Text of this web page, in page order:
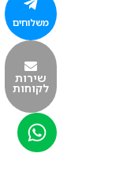
משלוחים
שירות
לקוחות